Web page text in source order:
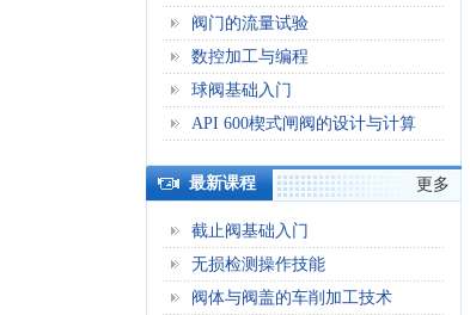
阀门的流量试验
数控加工与编程
球阀基础入门
API 600楔式闸阀的设计与计算
最新课程 更多
截止阀基础入门
无损检测操作技能
阀体与阀盖的车削加工技术